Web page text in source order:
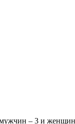
– 3 и женщин